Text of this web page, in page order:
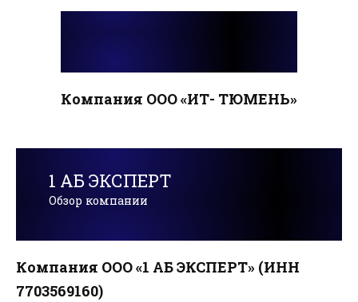
Компания ООО «ИТ- ТЮМЕНЬ»
1 АБ ЭКСПЕРТ
Обзор компании
Компания ООО «1 АБ ЭКСПЕРТ» (ИНН
7703569160)